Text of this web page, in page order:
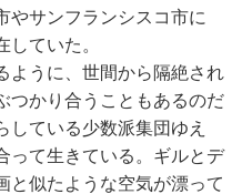
やサンフランシスコ市に
していた。
うに、世間から隔絶され
つかり合うこともあるのだ
している少数派集団ゆえ
って生きている。ギルとデ
と似たような空気が漂って